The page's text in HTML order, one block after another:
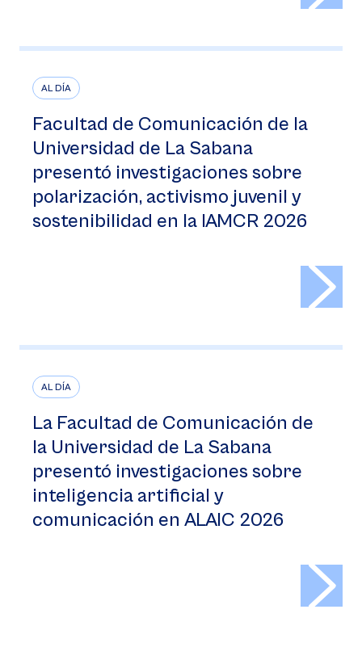
AL DÍA
Facultad de Comunicación de la
Universidad de La Sabana
presentó investigaciones sobre
polarización, activismo juvenil y
sostenibilidad en la IAMCR 2026
AL DÍA
La Facultad de Comunicación de
la Universidad de La Sabana
presentó investigaciones sobre
inteligencia artificial y
comunicación en ALAIC 2026